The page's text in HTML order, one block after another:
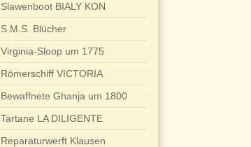
Slawenboot BIALY KON
S.M.S. Blücher
Virginia-Sloop um 1775
Römerschiff VICTORIA
Bewaffnete Ghanja um 1800
Tartane LA DILIGENTE
Reparaturwerft Klausen